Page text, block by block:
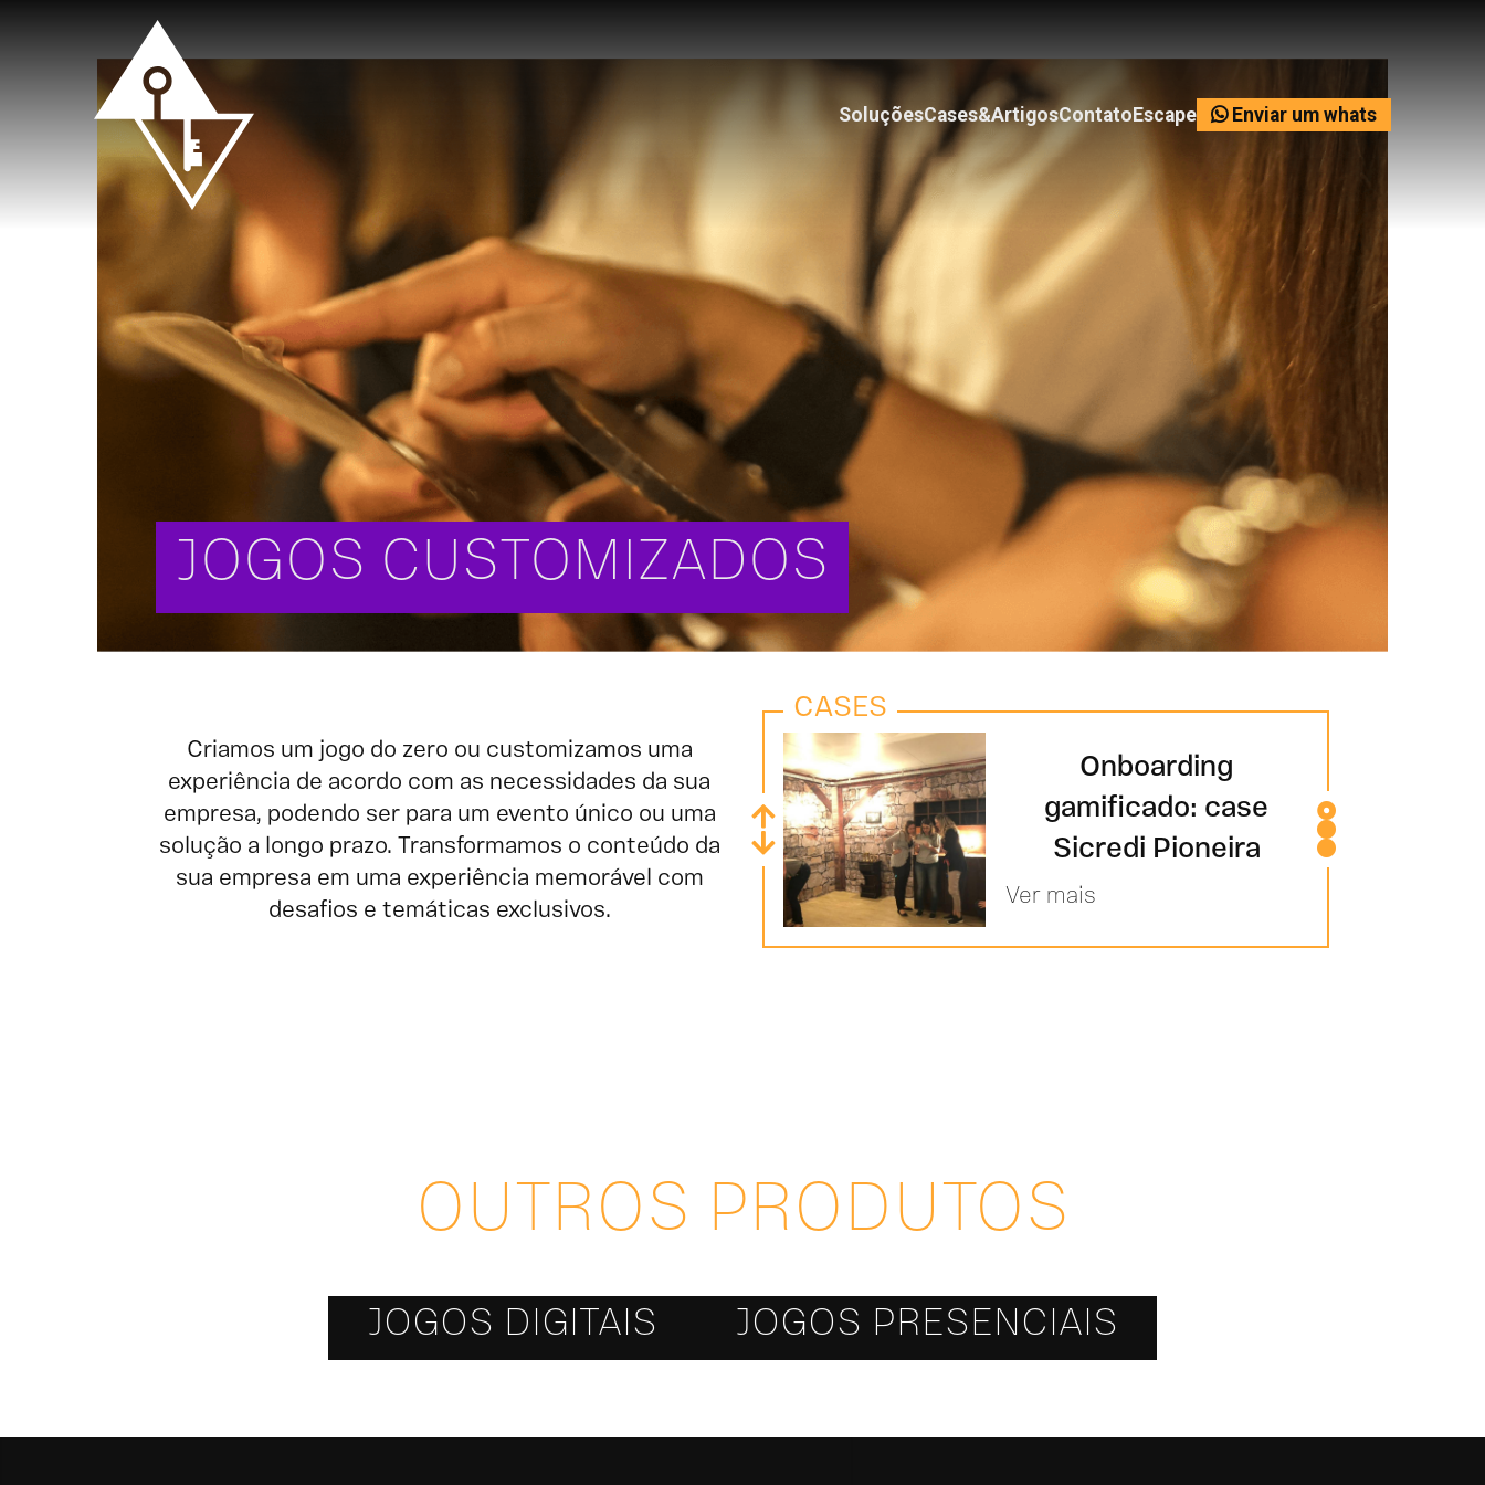
SoluçõesCases&ArtigosContato Escape Enviar um whats
JOGOS CUSTOMIZADOS
Criamos um jogo do zero ou customizamos uma
experiência de acordo com as necessidades da sua
empresa, podendo ser para um evento único ou uma
solução a longo prazo. Transformamos o conteúdo da
sua empresa em uma experiência memorável com
desafios e temáticas exclusivos.
CASES
Onboarding
gamificado: case
Sicredi Pioneira
Ver mais
OUTROS PRODUTOS
JOGOS DIGITAIS JOGOS PRESENCIAIS